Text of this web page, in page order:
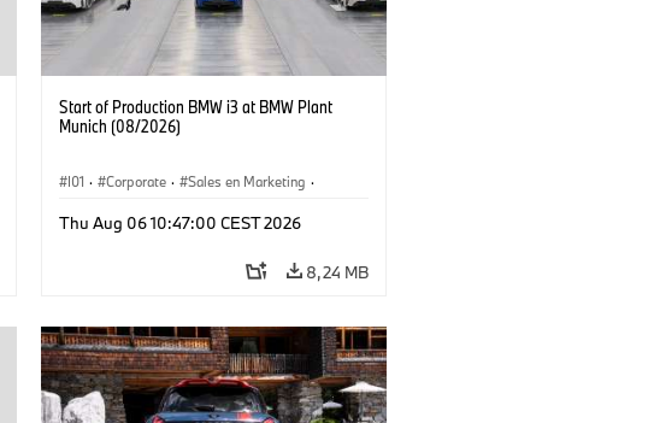
Start of Production BMW i3 at BMW Plant
Munich (08/2026)
I01 · Corporate · Sales en Marketing ·
Thu Aug 06 10:47:00 CEST 2026
8,24 MB